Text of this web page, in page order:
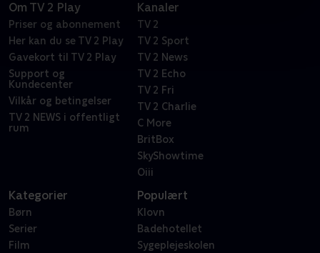
Om TV 2 Play
Priser og abonnement
Her kan du se TV 2 Play
Gavekort til TV 2 Play
Support og
Kundecenter
Vilkår og betingelser
TV 2 NEWS i offentligt
rum
Kanaler
TV 2
TV 2 Sport
TV 2 News
TV 2 Echo
TV 2 Fri
TV 2 Charlie
C More
BritBox
SkyShowtime
Oiii
Kategorier
Børn
Serier
Film
Populært
Klovn
Badehotellet
Sygeplejeskolen